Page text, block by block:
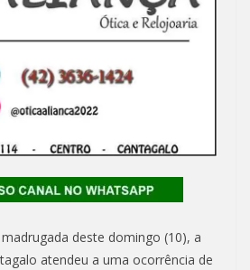
deste domingo (10), a
atendeu a uma ocorrência de